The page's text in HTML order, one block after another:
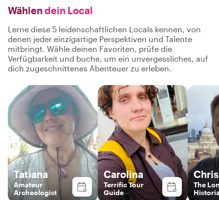
Wählen dein Local
Lerne diese 5 leidenschaftlichen Locals kennen, von
denen jeder einzigartige Perspektiven und Talente
mitbringt. Wähle deinen Favoriten, prüfe die
Verfügbarkeit und buche, um ein unvergessliches, auf
dich zugeschnittenes Abenteuer zu erleben.
Tatiana
Amateur
Archeologist
Carolina
Terrific Tour
Guide
Chris
The